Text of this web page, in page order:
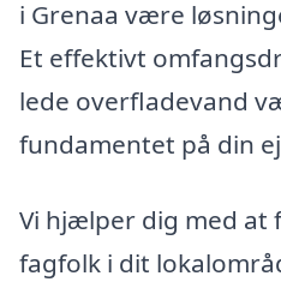
i Grenaa være
Et effektivt
lede overfladevand
fundamentet på din
Vi hjælper dig med at
fagfolk i dit